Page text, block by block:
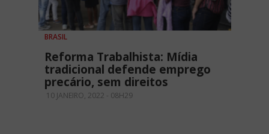
BRASIL
Reforma Trabalhista: Mídia
tradicional defende emprego
precário, sem direitos
10 JANEIRO, 2022 - 08H29